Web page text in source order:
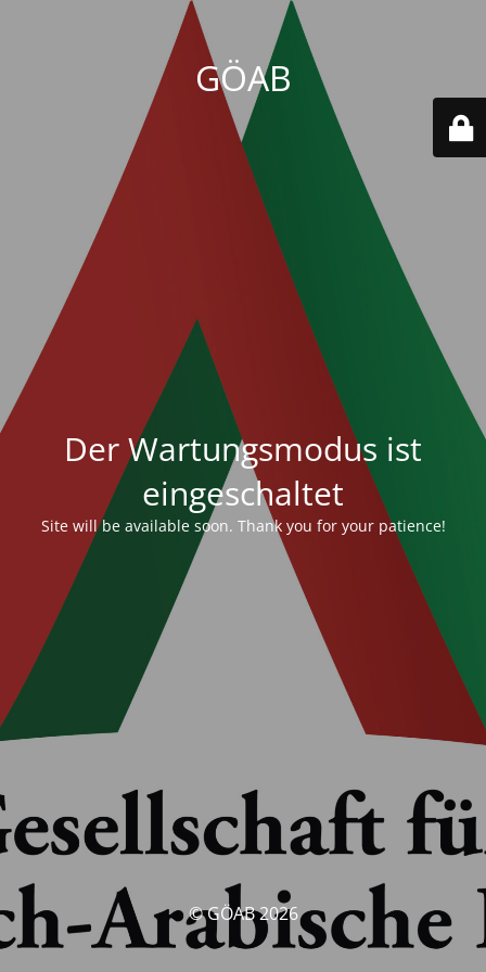
GÖAB
Der Wartungsmodus ist
eingeschaltet
Site will be available soon. Thank you for your patience!
© GÖAB 2026